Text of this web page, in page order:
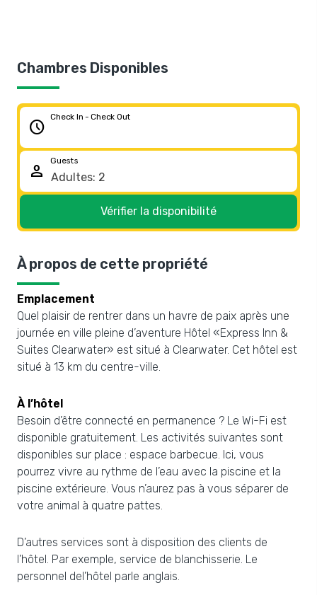
Chambres Disponibles
schedule
Check In - Check Out
person
Guests
Vérifier la disponibilité
À propos de cette propriété
Emplacement
Quel plaisir de rentrer dans un havre de paix après une
journée en ville pleine d’aventure Hôtel «Express Inn &
Suites Clearwater» est situé à Clearwater. Cet hôtel est
situé à 13 km du centre-ville.
À l’hôtel
Besoin d’être connecté en permanence ? Le Wi-Fi est
disponible gratuitement. Les activités suivantes sont
disponibles sur place : espace barbecue. Ici, vous
pourrez vivre au rythme de l’eau avec la piscine et la
piscine extérieure. Vous n’aurez pas à vous séparer de
votre animal à quatre pattes.
D’autres services sont à disposition des clients de
l’hôtel. Par exemple, service de blanchisserie. Le
personnel del’hôtel parle anglais.